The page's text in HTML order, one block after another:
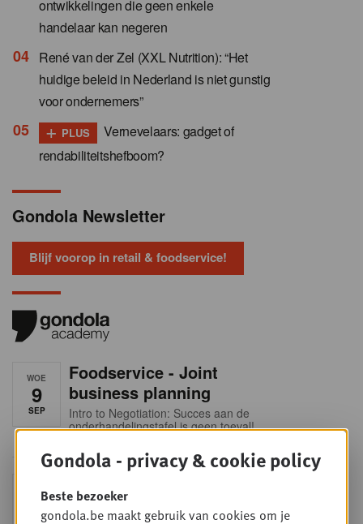
ontwikkelingen die geen enkele
handelaar kan negeren
René van der Zel (XXL Nutrition): “Het
huidige beleid in Nederland is niet gunstig
voor ondernemers”
+ PLUS
Vernevelaars: gadget of
rendabiliteitshefboom?
Gondola Newsletter
Blijf voorop in retail & foodservice!
WOE
9
SEP
Foodservice - Joint
business planning
Intro to Negotiation: Succes aan de
onderhandelingstafel is geen toeval!
15
Mis deze unieke kans niet om het
Belgische retaillandschap volledig te
Gondola - privacy & cookie policy
Beste bezoeker
gondola.be maakt gebruik van cookies om je